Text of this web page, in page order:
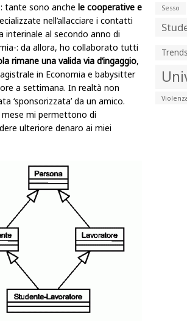
tante sono anche le cooperative e
nell’allacciare i contatti
interinale al secondo anno di
: da allora, ho collaborato tutti
rimane una valida via d’ingaggio,
in Economia e babysitter
a settimana. In realtà non
‘sponsorizzata’ da un amico.
mi permettono di
ulteriore denaro ai miei
Sesso